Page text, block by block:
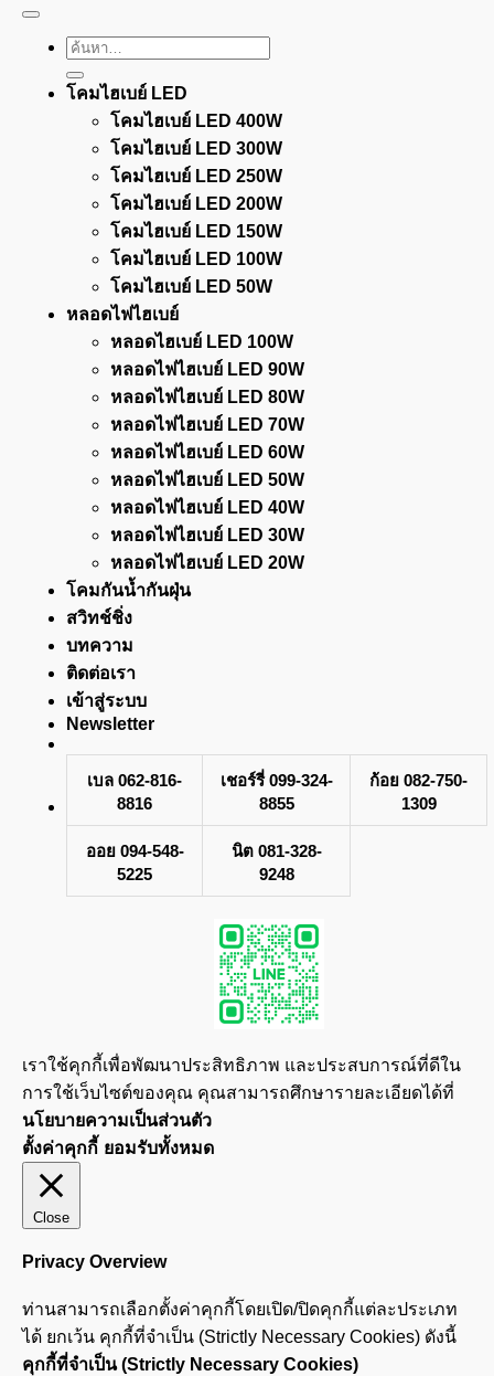
ค้นหา:
โคมไฮเบย์ LED
โคมไฮเบย์ LED 400W
โคมไฮเบย์ LED 300W
โคมไฮเบย์ LED 250W
โคมไฮเบย์ LED 200W
โคมไฮเบย์ LED 150W
โคมไฮเบย์ LED 100W
โคมไฮเบย์ LED 50W
หลอดไฟไฮเบย์
หลอดไฮเบย์ LED 100W
หลอดไฟไฮเบย์ LED 90W
หลอดไฟไฮเบย์ LED 80W
หลอดไฟไฮเบย์ LED 70W
หลอดไฟไฮเบย์ LED 60W
หลอดไฟไฮเบย์ LED 50W
หลอดไฟไฮเบย์ LED 40W
หลอดไฟไฮเบย์ LED 30W
หลอดไฟไฮเบย์ LED 20W
โคมกันน้ำกันฝุ่น
สวิทช์ชิ่ง
บทความ
ติดต่อเรา
เข้าสู่ระบบ
Newsletter
เบล 062-816-
8816
เชอร์รี่ 099-324-
8855
ก้อย 082-750-
1309
ออย 094-548-
5225
นิต 081-328-
9248
เราใช้คุกกี้เพื่อพัฒนาประสิทธิภาพ และประสบการณ์ที่ดีใน
การใช้เว็บไซต์ของคุณ คุณสามารถศึกษารายละเอียดได้ที่
นโยบายความเป็นส่วนตัว
ตั้งค่าคุกกี้ ยอมรับทั้งหมด
Close
Privacy Overview
ท่านสามารถเลือกตั้งค่าคุกกี้โดยเปิด/ปิดคุกกี้แต่ละประเภท
ได้ ยกเว้น คุกกี้ที่จำเป็น (Strictly Necessary Cookies) ดังนี้
คุกกี้ที่จำเป็น (Strictly Necessary Cookies)